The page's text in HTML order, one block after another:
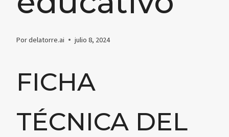
Pordelatorre.ai julio 8, 2024
FICHA
TÉCNICA DEL